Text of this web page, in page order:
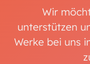
Wir
unterstützen
Werke bei uns